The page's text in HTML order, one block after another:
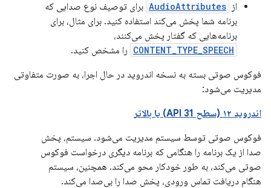
از AudioAttributes برای توصیف نوع صدایی که
برنامه شما پخش می‌کند استفاده کنید. برای مثال، برای
برنامه‌هایی که گفتار پخش می‌کنند،
CONTENT_TYPE_SPEECH را مشخص کنید.
فوکوس صوتی بسته به نسخه اندروید در حال اجرا، به صورت متفاوتی
مدیریت می‌شود:
اندروید ۱۲ (سطح API 31) یا بالاتر
فوکوس صوتی توسط سیستم مدیریت می‌شود. سیستم، پخش
صدا از یک برنامه را هنگامی که برنامه دیگری درخواست فوکوس
صوتی می‌کند، به طور خودکار محو می‌کند. همچنین، سیستم
هنگام دریافت تماس ورودی، پخش صدا را بی‌صدا می‌کند.